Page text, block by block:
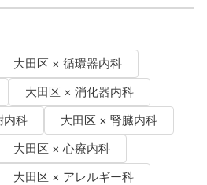
大田区 × 循環器内科
大田区 × 消化器内科
内科
大田区 × 腎臓内科
大田区 × 心療内科
大田区 × アレルギー科